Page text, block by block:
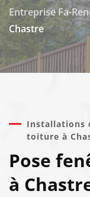
Entreprise Fa-
Chastre
Installations
toiture à
Pose
à